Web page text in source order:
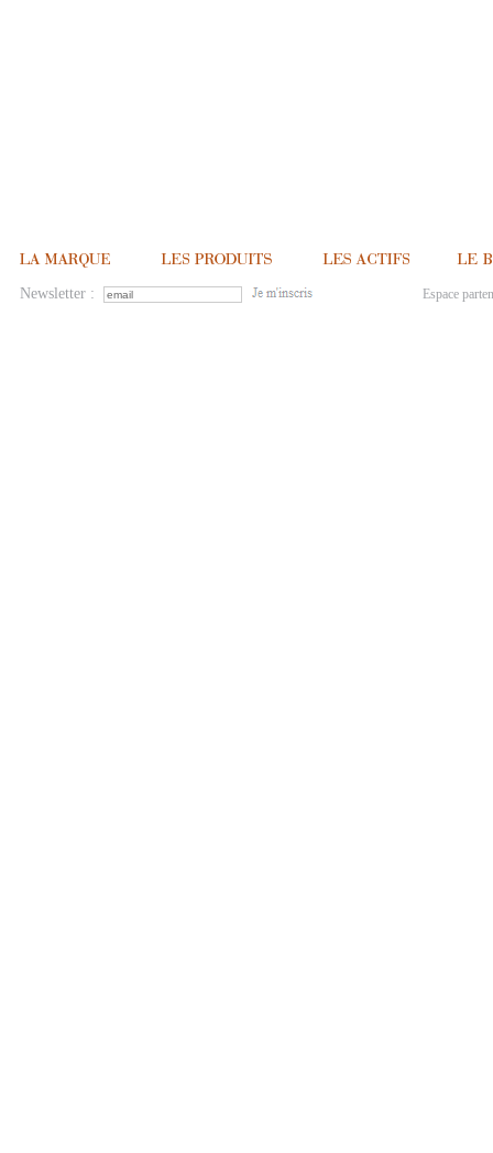
Newsletter : Espace